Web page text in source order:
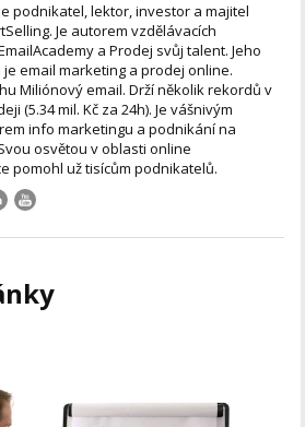
podnikatel, lektor, investor a majitel
Je autorem vzdělávacích
a Prodej svůj talent. Jeho
email marketing a prodej online.
Miliónový email. Drží několik rekordů v
(5.34 mil. Kč za 24h). Je vášnivým
info marketingu a podnikání na
osvětou v oblasti online
pomohl už tisícům podnikatelů.